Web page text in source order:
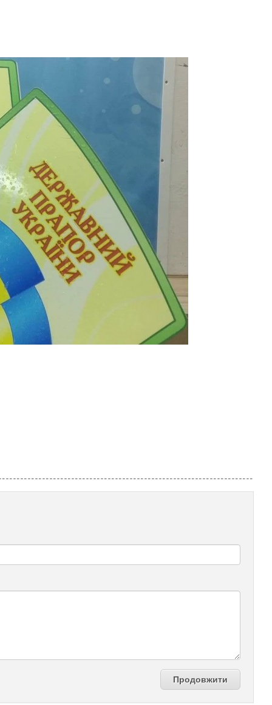
Продовжити